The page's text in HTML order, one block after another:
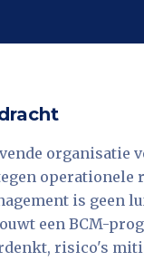
organisatie
operationele
is geen
een BCM-
risico's